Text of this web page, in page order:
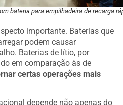
bateria para empilhadeira de recarga
importante. Baterias que
podem causar
Baterias de lítio, por
em comparação às de
certas operações mais
depende não apenas do